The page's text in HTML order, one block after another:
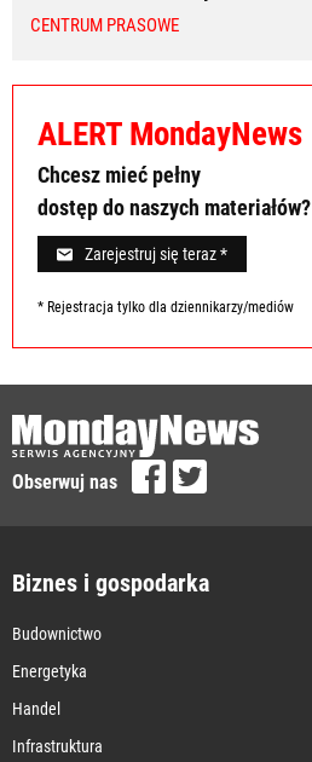
CENTRUM PRASOWE
ALERT MondayNews
Chcesz mieć pełny
dostęp do naszych materiałów?
Zarejestruj się teraz *
* Rejestracja tylko dla dziennikarzy/mediów
Obserwuj nas
Biznes i gospodarka
Budownictwo
Energetyka
Handel
Infrastruktura